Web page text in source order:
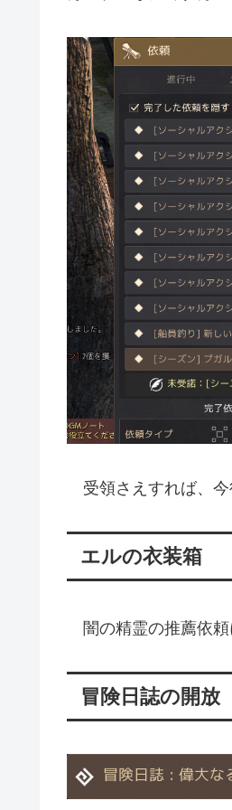
受領さえすれば、今
エルの衣装箱
闇の精霊の推薦依頼
冒険日誌の開放